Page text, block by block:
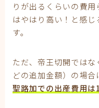
りが出るくらいの費
はやはり高い！と感
す。
ただ、帝王切開ではな
どの追加金額）の場合
聖路加での出産費用は